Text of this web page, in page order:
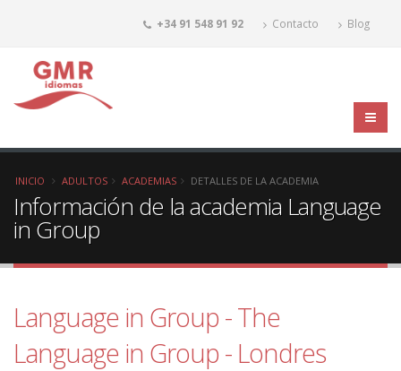
+34 91 548 91 92 Contacto Blog
INICIO ADULTOS ACADEMIAS DETALLES DE LA ACADEMIA
Información de la academia Language
in Group
Language in Group - The
Language in Group - Londres